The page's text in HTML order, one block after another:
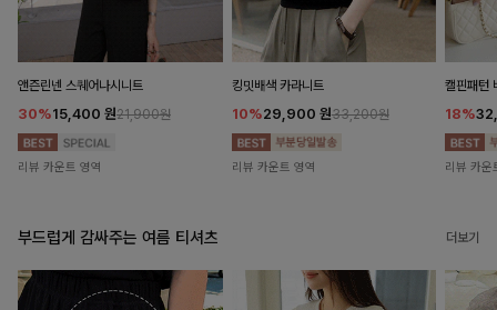
앤즌린넨 스퀘어나시니트
30%15,400 원21,900원
리뷰 카운트 영역
킹밋배색 카라니트
10%29,900 원33,200원
리뷰 카운트 영역
캘핀패턴
18%
리뷰 카운
부드럽게 감싸주는 여름 티셔츠 더보기